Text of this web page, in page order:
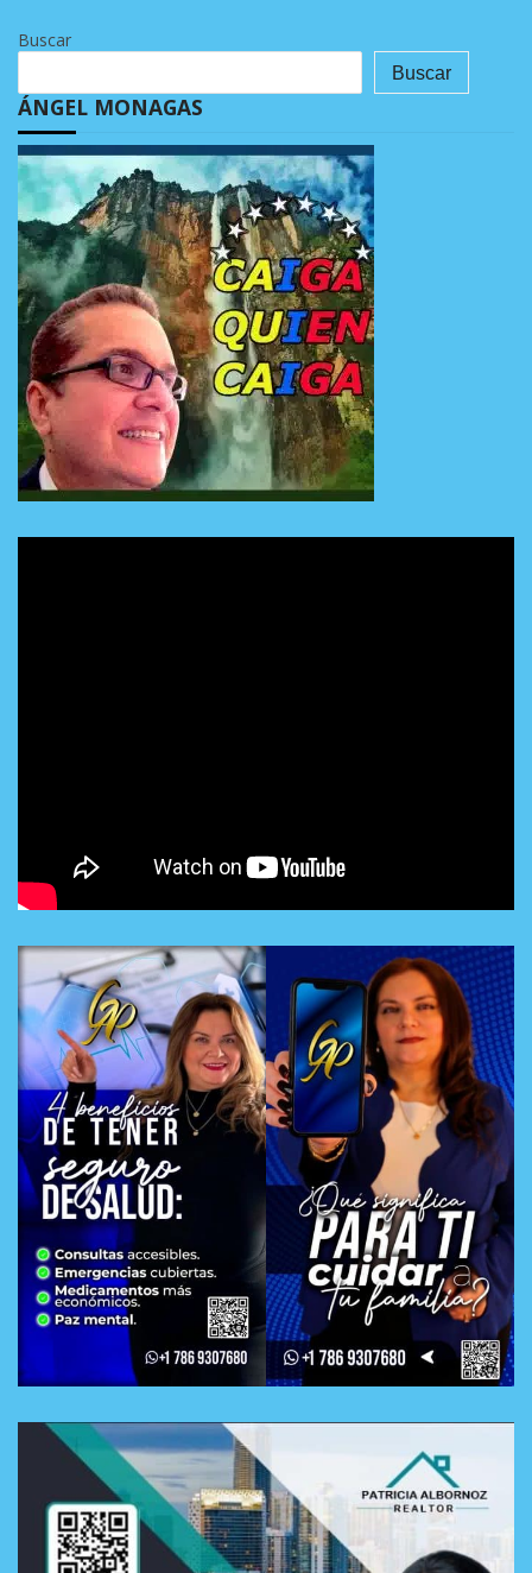
Buscar
Buscar
ÁNGEL MONAGAS